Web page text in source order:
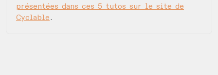
présentées dans ces 5 tutos sur le site de
Cyclable.